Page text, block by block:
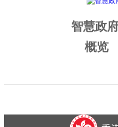
智慧政
概览